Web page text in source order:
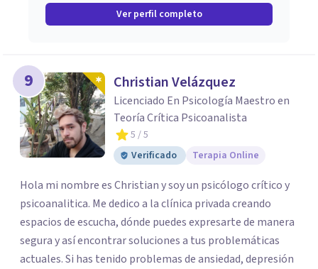
Ver perfil completo
9 Christian Velázquez
Licenciado En Psicología Maestro en
Teoría Crítica Psicoanalista
5 / 5
Verificado
Terapia Online
Hola mi nombre es Christian y soy un psicólogo crítico y
psicoanalitica. Me dedico a la clínica privada creando
espacios de escucha, dónde puedes expresarte de manera
segura y así encontrar soluciones a tus problemáticas
actuales. Si has tenido problemas de ansiedad, depresión